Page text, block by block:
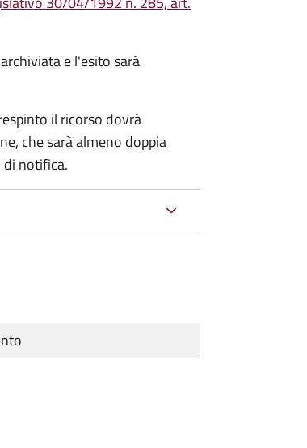
e l'esito sarà
il ricorso dovrà
che sarà almeno doppia
notifica.